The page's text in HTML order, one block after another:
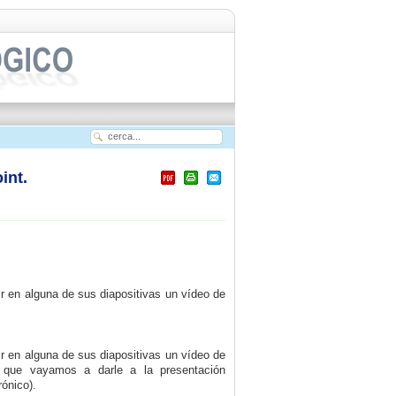
en alguna de sus diapositivas un vídeo de
en alguna de sus diapositivas un vídeo de
que vayamos a darle a la presentación